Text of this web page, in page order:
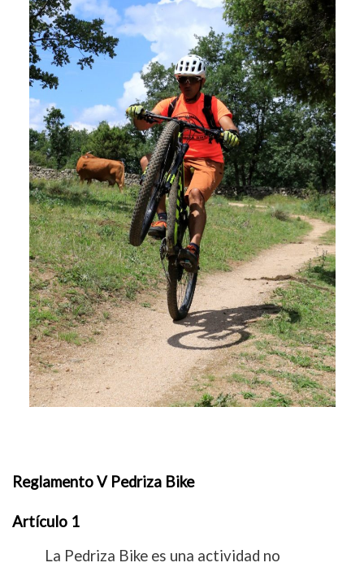
Reglamento V Pedriza Bike
Artículo 1
La Pedriza Bike es una actividad no